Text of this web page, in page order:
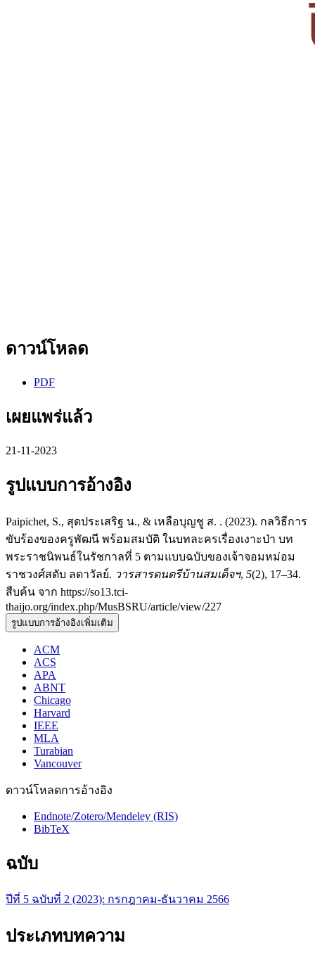
ดาวน์โหลด
PDF
เผยแพร่แล้ว
21-11-2023
รูปแบบการอ้างอิง
Paipichet, S., สุดประเสริฐ น., & เหลือบุญชู ส. . (2023). กลวิธีการ
ขับร้องของครูพัฒนี พร้อมสมบัติ ในบทละครเรื่องเงาะป่า บท
พระราชนิพนธ์ในรัชกาลที่ 5 ตามแบบฉบับของเจ้าจอมหม่อม
ราชวงศ์สดับ ลดาวัลย์. วารสารดนตรีบ้านสมเด็จฯ, 5(2), 17–34.
สืบค้น จาก https://so13.tci-
thaijo.org/index.php/MusBSRU/article/view/227
รูปแบบการอ้างอิงเพิ่มเติม
ACM
ACS
APA
ABNT
Chicago
Harvard
IEEE
MLA
Turabian
Vancouver
ดาวน์โหลดการอ้างอิง
Endnote/Zotero/Mendeley (RIS)
BibTeX
ฉบับ
ปีที่ 5 ฉบับที่ 2 (2023): กรกฎาคม-ธันวาคม 2566
ประเภทบทความ